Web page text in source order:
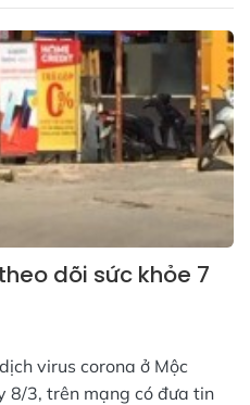
dõi sức khỏe 7
virus corona ở Mộc
8/3, trên mạng có đưa tin